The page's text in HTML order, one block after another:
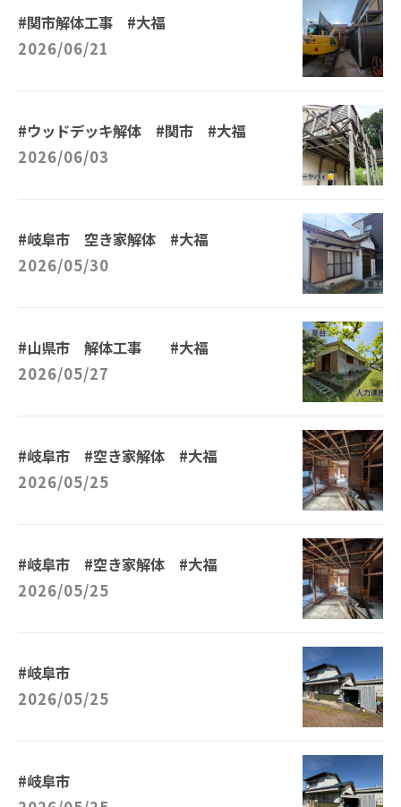
#関市解体工事 #大福
2026/06/21
#ウッドデッキ解体 #関市 #大福
2026/06/03
#岐阜市 空き家解体 #大福
2026/05/30
#山県市 解体工事 #大福
2026/05/27
#岐阜市 #空き家解体 #大福
2026/05/25
#岐阜市 #空き家解体 #大福
2026/05/25
#岐阜市
2026/05/25
#岐阜市